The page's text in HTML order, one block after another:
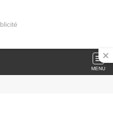
MENU